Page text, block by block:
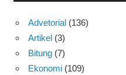
Advetorial (136)
Artikel (3)
Bitung (7)
Ekonomi (109)